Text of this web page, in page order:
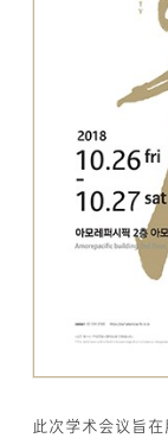
此次学术会议旨